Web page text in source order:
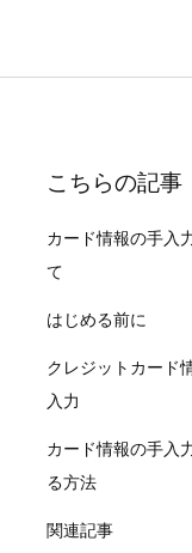
こちらの記事
カード情報の手入
て
はじめる前に
クレジットカード
入力
カード情報の手入
る方法
関連記事